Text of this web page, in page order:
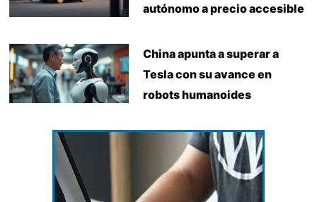
autónomo a precio accesible
China apunta a superar a
Tesla con su avance en
robots humanoides